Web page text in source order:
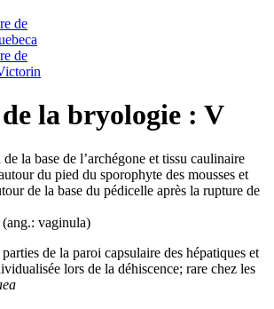
de
de
la bryologie : V
la base de l’archégone et tissu caulinaire
du pied du sporophyte des mousses et
de la base du pédicelle après la rupture de
vaginula)
de la paroi capsulaire des hépatiques et
lors de la déhiscence; rare chez les